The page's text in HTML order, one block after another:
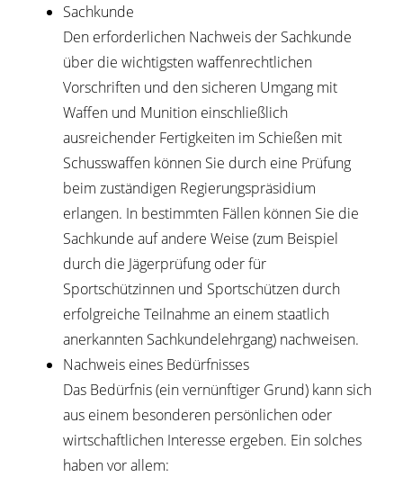
Sachkunde
Den erforderlichen Nachweis der Sachkunde
über die wichtigsten waffenrechtlichen
Vorschriften und den sicheren Umgang mit
Waffen und Munition einschließlich
ausreichender Fertigkeiten im Schießen mit
Schusswaffen können Sie durch eine Prüfung
beim zuständigen Regierungspräsidium
erlangen. In bestimmten Fällen können Sie die
Sachkunde auf andere Weise (zum Beispiel
durch die Jägerprüfung oder für
Sportschützinnen und Sportschützen durch
erfolgreiche Teilnahme an einem staatlich
anerkannten Sachkundelehrgang) nachweisen.
Nachweis eines Bedürfnisses
Das Bedürfnis (ein vernünftiger Grund) kann sich
aus einem besonderen persönlichen oder
wirtschaftlichen Interesse ergeben. Ein solches
haben vor allem: